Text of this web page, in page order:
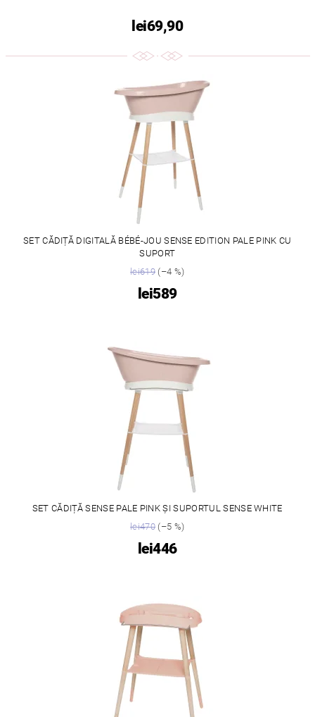
lei69,90
SET CĂDIȚĂ DIGITALĂ BÉBÉ-JOU SENSE EDITION PALE PINK CU
SUPORT
lei619 (–4 %)
lei589
SET CĂDIȚĂ SENSE PALE PINK ȘI SUPORTUL SENSE WHITE
lei470 (–5 %)
lei446